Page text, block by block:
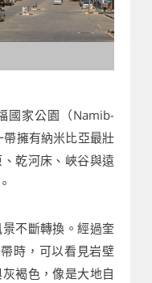
國家公園（Namib-
擁有納米比亞最壯
乾河床、峽谷與遠
不斷轉換。經過奎
時，可以看見岩壁
褐色，像是大地自